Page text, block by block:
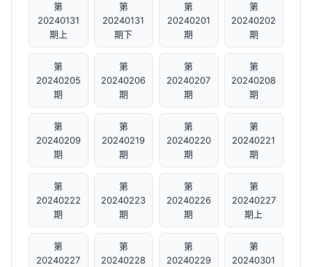
第
20240131
期上
第
20240131
期下
第
20240201
期
第
20240202
期
第
20240205
期
第
20240206
期
第
20240207
期
第
20240208
期
第
20240209
期
第
20240219
期
第
20240220
期
第
20240221
期
第
20240222
期
第
20240223
期
第
20240226
期
第
20240227
期上
第
20240227
第
20240228
第
20240229
第
20240301